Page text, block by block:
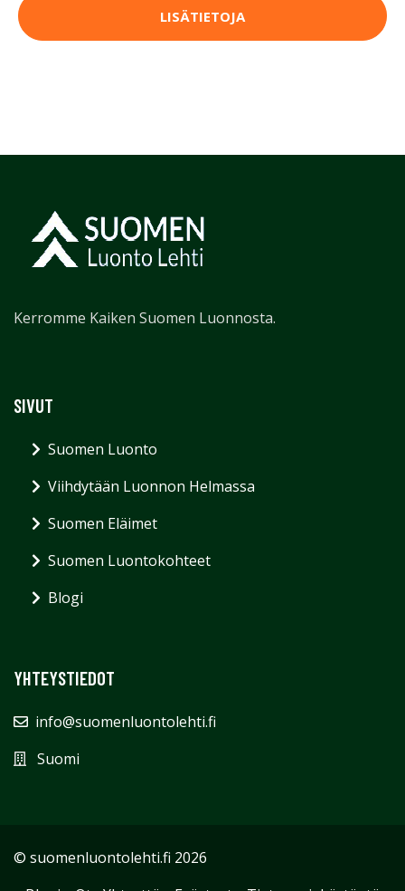
LISÄTIETOJA
Kerromme Kaiken Suomen Luonnosta.
SIVUT
Suomen Luonto
Viihdytään Luonnon Helmassa
Suomen Eläimet
Suomen Luontokohteet
Blogi
YHTEYSTIEDOT
info@suomenluontolehti.fi
Suomi
© suomenluontolehti.fi 2026